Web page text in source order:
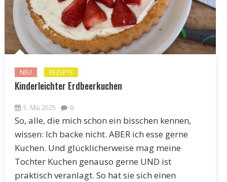
NEU REZEPTE
Kinderleichter Erdbeerkuchen
5. Mai 2025 0
So, alle, die mich schon ein bisschen kennen,
wissen: Ich backe nicht. ABER ich esse gerne
Kuchen. Und glücklicherweise mag meine
Tochter Kuchen genauso gerne UND ist
praktisch veranlagt. So hat sie sich einen